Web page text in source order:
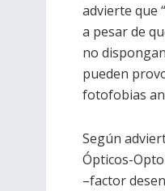
advierte que
a pesar de
no
pueden
fotofobias
Según
Ópticos-
–factor